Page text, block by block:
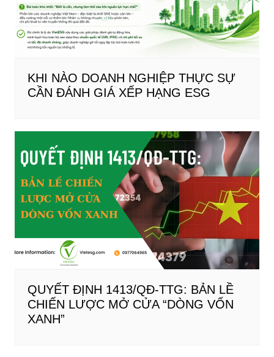
KHI NÀO DOANH NGHIỆP THỰC SỰ
CẦN ĐÁNH GIÁ XẾP HẠNG ESG
QUYẾT ĐỊNH 1413/QĐ-TTG: BẢN LỀ
CHIẾN LƯỢC MỞ CỬA “DÒNG VỐN
XANH”